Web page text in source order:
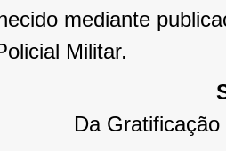
mediante
Militar.
Da